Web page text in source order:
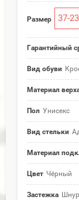
Размер 37-
Гарантийный
Вид обуви
Материал
Пол Унисекс
Вид стельки
Материал
Цвет Чёрный
Застежка